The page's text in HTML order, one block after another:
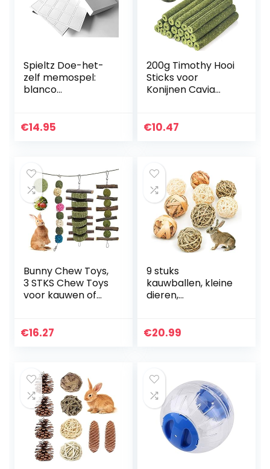
Spieltz Doe-het-
zelf memospel:
blanco
blanco speeldoos
4 cm)
€14.95
200g Timothy Hooi
Sticks voor
Konijnen Cavia
Chew Speelgoed
€10.47
Bunny Chew Toys,
3 STKS Chew Toys
voor kauwen of
Natuurlijke Gras
€16.27
9 stuks
kauwballen, kleine
dieren,
voor konijnen,
€20.99